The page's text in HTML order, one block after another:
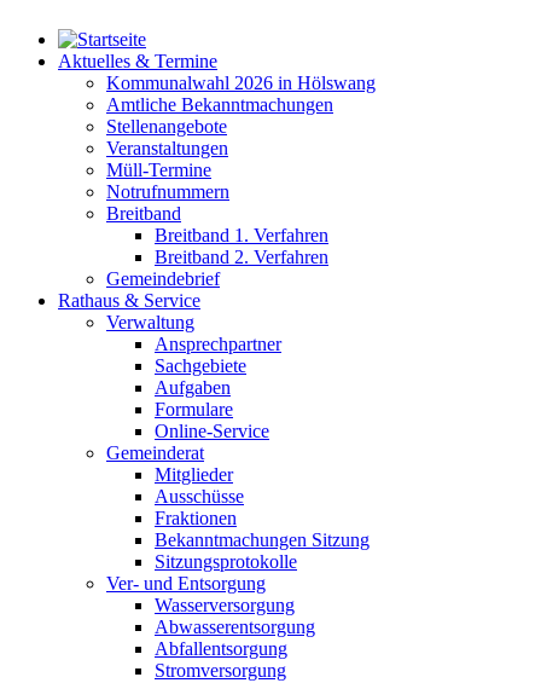
Aktuelles & Termine
Kommunalwahl 2026 in Hölswang
Amtliche Bekanntmachungen
Stellenangebote
Veranstaltungen
Müll-Termine
Notrufnummern
Breitband
Breitband 1. Verfahren
Breitband 2. Verfahren
Gemeindebrief
Rathaus & Service
Verwaltung
Ansprechpartner
Sachgebiete
Aufgaben
Formulare
Online-Service
Gemeinderat
Mitglieder
Ausschüsse
Fraktionen
Bekanntmachungen Sitzung
Sitzungsprotokolle
Ver- und Entsorgung
Wasserversorgung
Abwasserentsorgung
Abfallentsorgung
Stromversorgung